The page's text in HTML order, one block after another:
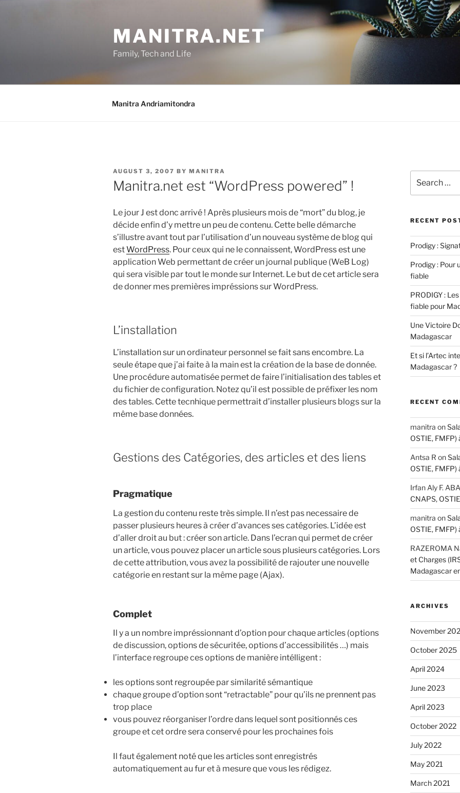
MANITRA.NET
Family, Tech and Life
Manitra Andriamitondra
POSTED
ON
AUGUST 3, 2007 BY MANITRA
Manitra.net est “WordPress powered” !
Le jour J est donc arrivé ! Après plusieurs mois de “mort” du blog, je
décide enfin d’y mettre un peu de contenu. Cette belle démarche
s’illustre avant tout par l’utilisation d’un nouveau système de blog qui
estWordPress. Pour ceux qui ne le connaissent, WordPress est une
application Web permettant de créer un journal publique (WeB Log)
qui sera visible par tout le monde sur Internet. Le but de cet article sera
de donner mes premières impréssions sur WordPress.
L’installation
L’installation sur un ordinateur personnel se fait sans encombre. La
seule étape que j’ai faite à la main est la création de la base de donnée.
Une procédure automatisée permet de faire l’initialisation des tables et
du fichier de configuration. Notez qu’il est possible de préfixer les nom
des tables. Cette tecnhique permettrait d’installer plusieurs blogs sur la
même base données.
Gestions des Catégories, des articles et des liens
Pragmatique
La gestion du contenu reste très simple. Il n’est pas necessaire de
passer plusieurs heures à créer d’avances ses catégories. L’idée est
d’aller droit au but : créer son article. Dans l’ecran qui permet de créer
un article, vous pouvez placer un article sous plusieurs catégories. Lors
de cette attribution, vous avez la possibilité de rajouter une nouvelle
catégorie en restant sur la même page (Ajax).
Complet
Il y a un nombre impréssionnant d’option pour chaque articles (options
de discussion, options de sécuritée, options d’accessibilités …) mais
l’interface regroupe ces options de manière intélligent :
les options sont regroupée par similarité sémantique
chaque groupe d’option sont “retractable” pour qu’ils ne prennent pas
trop place
vous pouvez réorganiser l’ordre dans lequel sont positionnés ces
groupe et cet ordre sera conservé pour les prochaines fois
Il faut également noté que les articles sont enregistrés
automatiquement au fur et à mesure que vous les rédigez.
for:
RECENT
Prodigy :
Prodigy : Pour
fiable
PRODIGY :
fiable pour
Une Victoire
Madagascar
Et si l’Artec
Madagascar ?
RECENT
manitra on
OSTIE,
Antsa R on
OSTIE,
Irfan Aly F.
CNAPS,
manitra on
OSTIE,
RAZEROMA
et Charges
Madagascar
ARCHIVES
November
October 2025
April 2024
June 2023
April 2023
October 2022
July 2022
May 2021
March 2021